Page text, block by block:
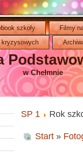
szkoły
Filmy
w Chełmnie
SP 1 Rok
Start »